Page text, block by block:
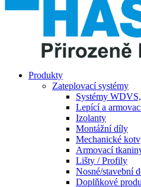
Produkty
Zateplovací systémy
Systémy
Lepící a
Izolanty
Montážní díly
Mechanické
Armovací
Lišty / Profily
Nosné/stavební
Doplňkové